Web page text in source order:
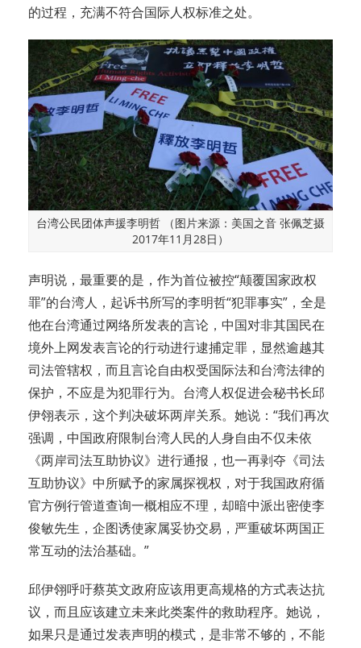
的过程，充满不符合国际人权标准之处。
台湾公民团体声援李明哲 （图片来源：美国之音 张佩芝摄
2017年11月28日）
声明说，最重要的是，作为首位被控“颠覆国家政权
罪”的台湾人，起诉书所写的李明哲“犯罪事实”，全是
他在台湾通过网络所发表的言论，中国对非其国民在
境外上网发表言论的行动进行逮捕定罪，显然逾越其
司法管辖权，而且言论自由权受国际法和台湾法律的
保护，不应是为犯罪行为。台湾人权促进会秘书长邱
伊翎表示，这个判决破坏两岸关系。她说：“我们再次
强调，中国政府限制台湾人民的人身自由不仅未依
《两岸司法互助协议》进行通报，也一再剥夺《司法
互助协议》中所赋予的家属探视权，对于我国政府循
官方例行管道查询一概相应不理，却暗中派出密使李
俊敏先生，企图诱使家属妥协交易，严重破坏两国正
常互动的法治基础。”
邱伊翎呼吁蔡英文政府应该用更高规格的方式表达抗
议，而且应该建立未来此类案件的救助程序。她说，
如果只是通过发表声明的模式，是非常不够的，不能